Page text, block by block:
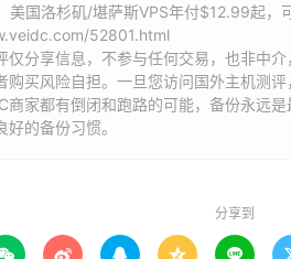
美国洛杉矶/堪萨斯VPS年付$12.99起，
52801.html
仅分享信息，不参与任何交易，也非中
购买风险自担。一旦您访问国外主机测
商家都有倒闭和跑路的可能，备份永远
的备份习惯。
分享到
   